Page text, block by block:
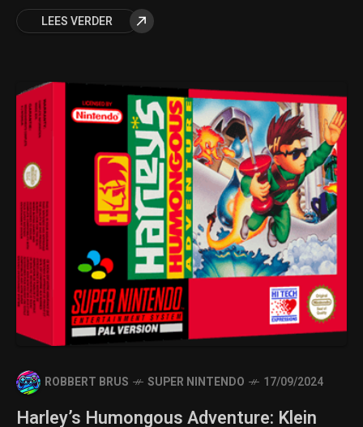
LEES VERDER
ROBBERT BRUS SUPER NINTENDO 17/09/2024
Harley’s Humongous Adventure: Klein